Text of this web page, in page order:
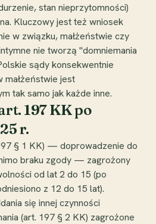
stan nieprzytomności)
Kluczowy jest też wniosek
w związku, małżeństwie czy
nie tworzą "domniemania
sądy konsekwentnie
małżeństwie jest
tak samo jak każde inne.
197 KK po
r.
§ 1 KK) — doprowadzenie do
braku zgody — zagrożony
od lat 2 do 15 (po
z 12 do 15 lat).
się innej czynności
(art. 197 § 2 KK) zagrożone